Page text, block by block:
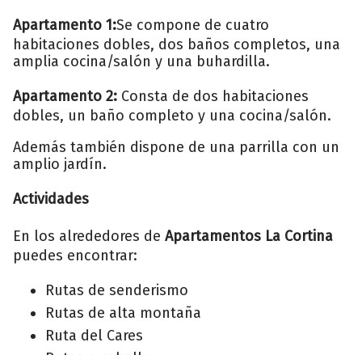
Apartamento 1:Se compone de cuatro
habitaciones dobles, dos baños completos, una
amplia cocina/salón y una buhardilla.
Apartamento 2: Consta de dos habitaciones
dobles, un baño completo y una cocina/salón.
Además también dispone de una parrilla con un
amplio jardín.
Actividades
En los alrededores de Apartamentos La Cortina
puedes encontrar:
Rutas de senderismo
Rutas de alta montaña
Ruta del Cares